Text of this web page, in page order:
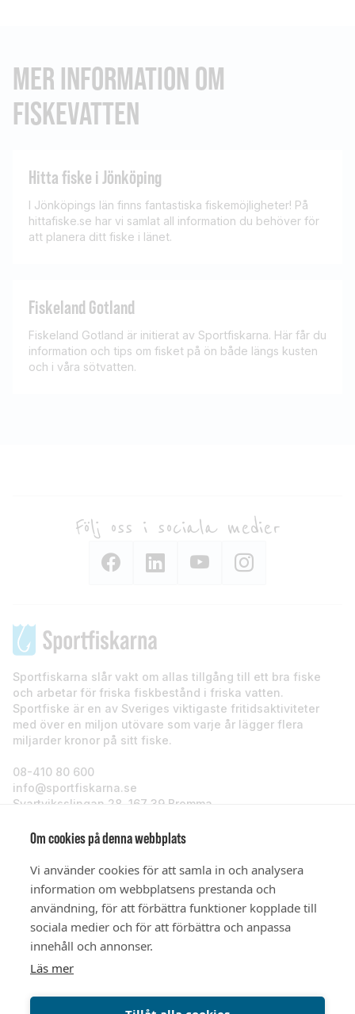
Om cookies på denna webbplats
Vi använder cookies för att samla in och analysera
information om webbplatsens prestanda och
användning, för att förbättra funktioner kopplade till
sociala medier och för att förbättra och anpassa
innehåll och annonser.
Läs mer
MER INFORMATION OM
FISKEVATTEN
Hitta fiske i Jönköping
I Jönköpings län finns fantastiska fiskemöjligheter! På
hittafiske.se har vi samlat all information du behöver för
att planera ditt fiske i länet.
Fiskeland Gotland
Fiskeland Gotland är initierat av Sportfiskarna. Här får du
information och tips om fisket på ön både längs kusten
och i våra sötvatten.
Följ oss i sociala medier
Sportfiskarna slår vakt om allas tillgång till ett bra fiske
och arbetar för friska fiskbestånd i friska vatten.
Sportfiske är en av Sveriges viktigaste fritidsaktiviteter
med över en miljon utövare som varje år lägger flera
miljarder kronor på sitt fiske.
08-410 80 600
info@sportfiskarna.se
Svartviksslingan 28, 167 39 Bromma
Sportfiskarna
Om oss
Stöd oss